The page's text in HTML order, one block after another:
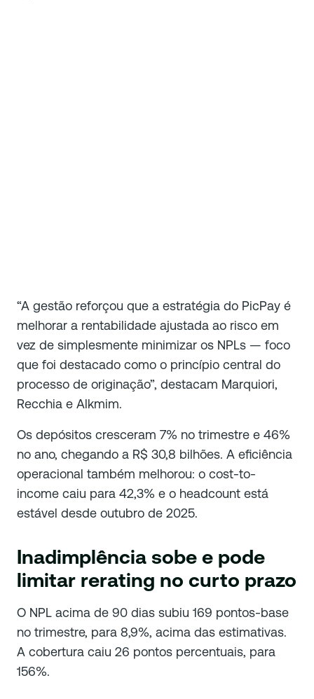
“A gestão reforçou que a estratégia do PicPay é
melhorar a rentabilidade ajustada ao risco em
vez de simplesmente minimizar os NPLs — foco
que foi destacado como o princípio central do
processo de originação”, destacam Marquiori,
Recchia e Alkmim.
Os depósitos cresceram 7% no trimestre e 46%
no ano, chegando a R$ 30,8 bilhões. A eficiência
operacional também melhorou: o cost-to-
income caiu para 42,3% e o headcount está
estável desde outubro de 2025.
Inadimplência sobe e pode
limitar rerating no curto prazo
O NPL acima de 90 dias subiu 169 pontos-base
no trimestre, para 8,9%, acima das estimativas.
A cobertura caiu 26 pontos percentuais, para
156%.